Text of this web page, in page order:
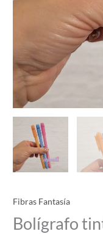
Fibras Fantasía
Bolígrafo